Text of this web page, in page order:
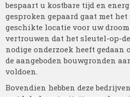
bespaart u kostbare tijd en
gesproken gepaard gaat met
geschikte locatie voor uw
vertrouwen dat het sleutel-op-
nodige onderzoek heeft gedaan
de aangeboden bouwgronden
voldoen.
Bovendien hebben deze